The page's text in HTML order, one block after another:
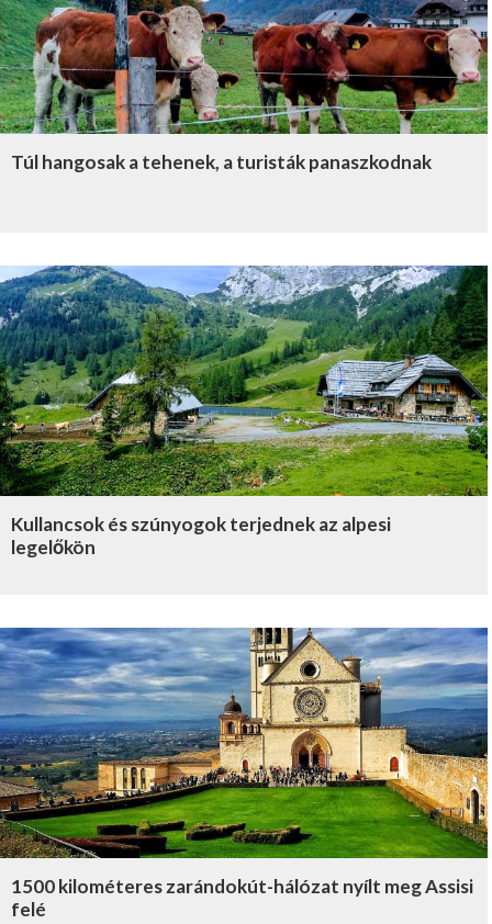
Túl hangosak a tehenek, a turisták panaszkodnak
Kullancsok és szúnyogok terjednek az alpesi
legelőkön
1500 kilométeres zarándokút-hálózat nyílt meg Assisi
felé